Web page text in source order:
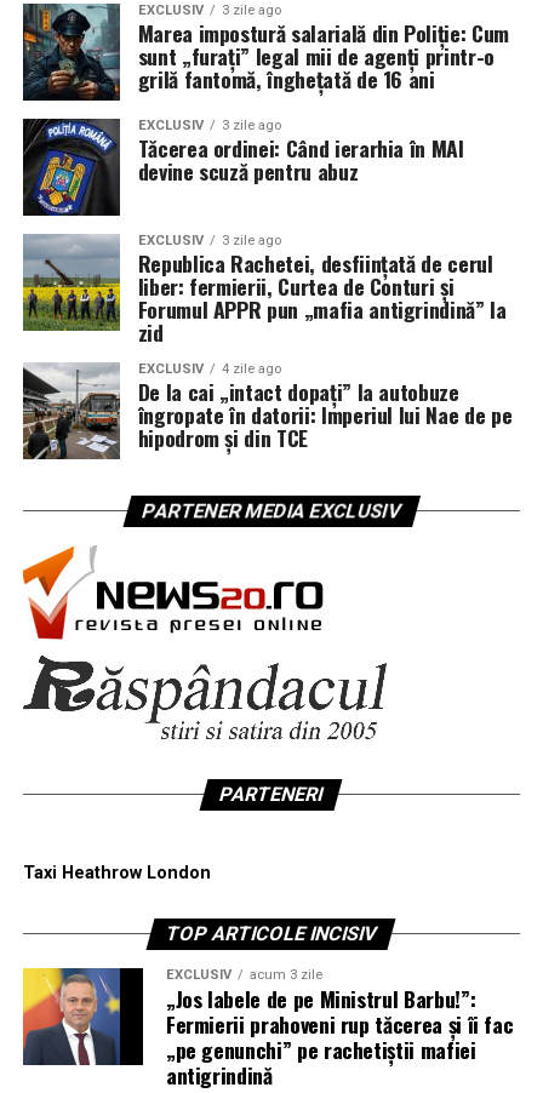
EXCLUSIV 3 zile ago
Marea impostură salarială din Poliție: Cum
sunt „furați” legal mii de agenți printr-o
grilă fantomă, înghețată de 16 ani
EXCLUSIV 3 zile ago
Tăcerea ordinei: Când ierarhia în MAI
devine scuză pentru abuz
EXCLUSIV 3 zile ago
Republica Rachetei, desființată de cerul
liber: fermierii, Curtea de Conturi și
Forumul APPR pun „mafia antigrindină” la
zid
EXCLUSIV 4 zile ago
De la cai „intact dopați” la autobuze
îngropate în datorii: Imperiul lui Nae de pe
hipodrom și din TCE
PARTENER MEDIA EXCLUSIV
PARTENERI
Taxi Heathrow London
TOP ARTICOLE INCISIV
EXCLUSIV acum 3 zile
„Jos labele de pe Ministrul Barbu!”:
Fermierii prahoveni rup tăcerea și îi fac
„pe genunchi” pe rachetiștii mafiei
antigrindină